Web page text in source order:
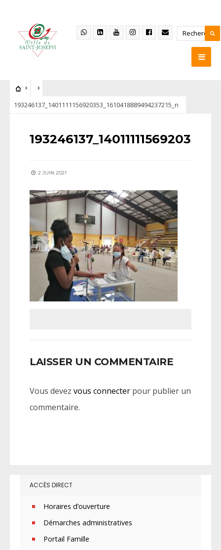
193246137_1401111156920353_1610418889494237215_n
2 JUIN 2021
LAISSER UN COMMENTAIRE
Vous devez vous connecter pour publier un
commentaire.
ACCÈS DIRECT
Horaires d’ouverture
Démarches administratives
Portail Famille